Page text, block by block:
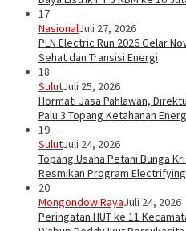
17
NasionalJuli 27, 2026
PLN Electric Run 2026 Gelar
Sehat dan Transisi Energi
18
SulutJuli 25, 2026
Hormati Jasa Pahlawan,
Palu 3 Topang Ketahanan
19
SulutJuli 24, 2026
Topang Usaha Petani Bunga
Resmikan Program
20
Mongondow RayaJuli 24, 2026
Peringatan HUT ke 11